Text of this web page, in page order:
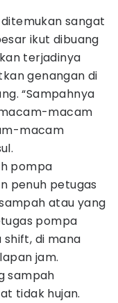
sangat
ikut dibuang
terjadinya
genangan di
“Sampahnya
macam
macam
pompa
penuh petugas
atau yang
pompa
shift, di mana
jam.
sampah
tidak hujan.